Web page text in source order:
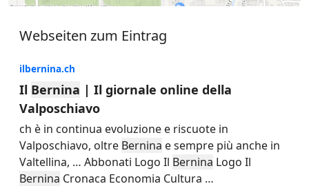
Webseiten zum Eintrag
ilbernina.ch
Il Bernina | Il giornale online della
Valposchiavo
ch è in continua evoluzione e riscuote in
Valposchiavo, oltre Bernina e sempre più anche in
Valtellina, … Abbonati Logo Il Bernina Logo Il
Bernina Cronaca Economia Cultura …